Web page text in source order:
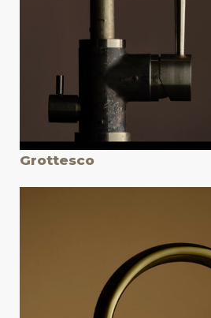
Grottesco